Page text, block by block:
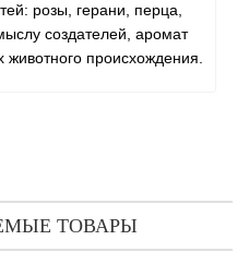
розы, герани, перца,
создателей, аромат
происхождения.
ТОВАРЫ